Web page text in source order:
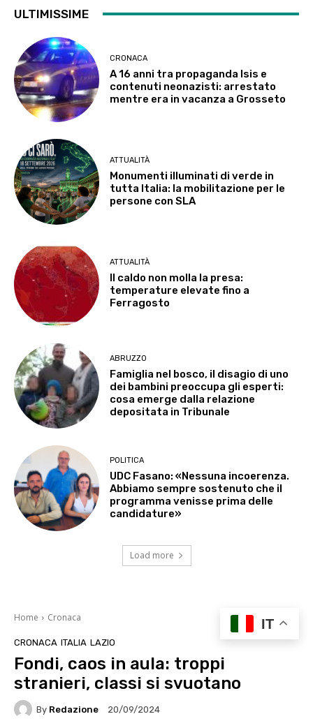
ULTIMISSIME
CRONACA
A 16 anni tra propaganda Isis e
contenuti neonazisti: arrestato
mentre era in vacanza a Grosseto
ATTUALITÀ
Monumenti illuminati di verde in
tutta Italia: la mobilitazione per le
persone con SLA
ATTUALITÀ
Il caldo non molla la presa:
temperature elevate fino a
Ferragosto
ABRUZZO
Famiglia nel bosco, il disagio di uno
dei bambini preoccupa gli esperti:
cosa emerge dalla relazione
depositata in Tribunale
POLITICA
UDC Fasano: «Nessuna incoerenza.
Abbiamo sempre sostenuto che il
programma venisse prima delle
candidature»
Load more